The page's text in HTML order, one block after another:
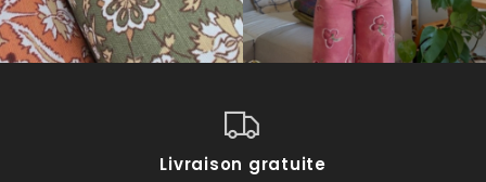
Livraison gratuite